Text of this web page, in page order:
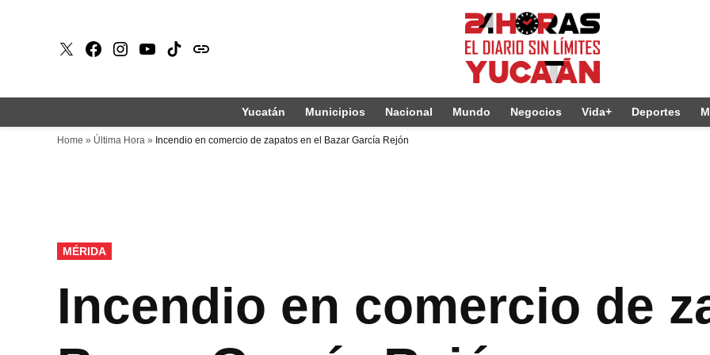
X Faceboook
Instagram
Youtube
Tiktokissuu
Yucatán Municipios Nacional Mundo Negocios Vida+ Deportes
Home » Última Hora » Incendio en comercio de zapatos en el Bazar García Rejón
PUBLICADO
EN
MÉRIDA
Incendio en comercio de